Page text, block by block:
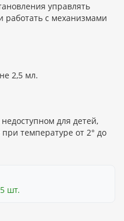
управлять
работать с механизмами
2,5 мл.
для детей,
температуре от 2° до
шт.